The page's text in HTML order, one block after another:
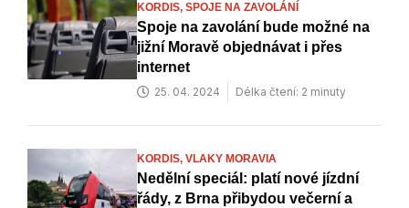
KORDIS, SPOJE NA ZAVOLÁNÍ
Spoje na zavolání bude možné na
jižní Moravě objednávat i přes
internet
25. 04. 2024 Délka čtení: 2 minuty
KORDIS, VLAKY MORAVIA
Nedělní speciál: platí nové jízdní
řády, z Brna přibydou večerní a